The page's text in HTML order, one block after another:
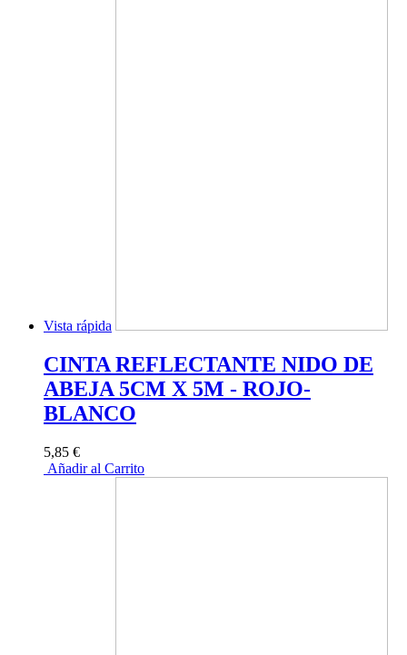
Vista rápida
CINTA REFLECTANTE NIDO DE
ABEJA 5CM X 5M - ROJO-
BLANCO
5,85 €
Añadir al Carrito